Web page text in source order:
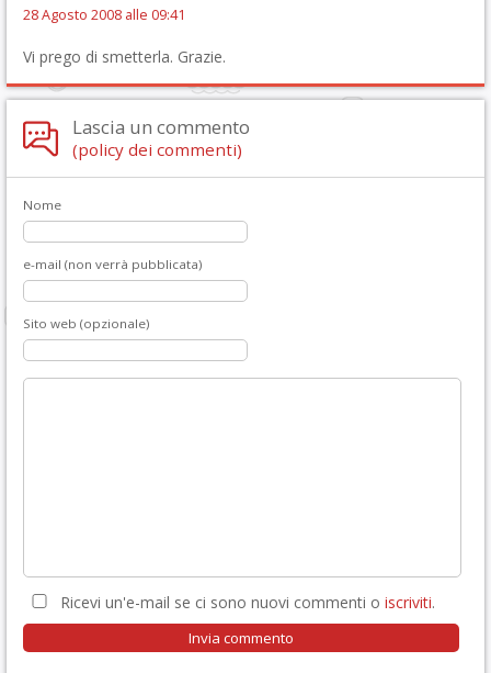
28 Agosto 2008 alle 09:41
Vi prego di smetterla. Grazie.
Lascia un commento
(policy dei commenti)
Nome
e-mail (non verrà pubblicata)
Sito web (opzionale)
Ricevi un'e-mail se ci sono nuovi commenti o iscriviti.